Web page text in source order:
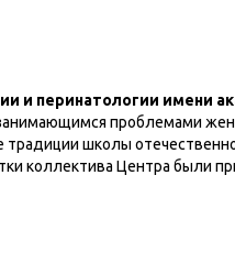
и перинатологии имени
проблемами
традиции школы
коллектива Центра были